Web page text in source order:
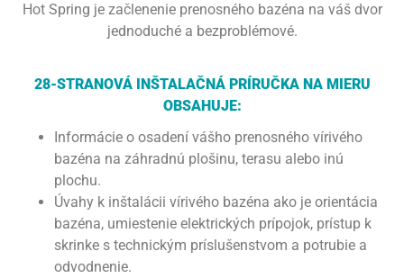
Hot Spring je začlenenie prenosného bazéna na váš dvor
jednoduché a bezproblémové.
28-STRANOVÁ INŠTALAČNÁ PRÍRUČKA NA MIERU
OBSAHUJE:
Informácie o osadení vášho prenosného vírivého
bazéna na záhradnú plošinu, terasu alebo inú
plochu.
Úvahy k inštalácii vírivého bazéna ako je orientácia
bazéna, umiestenie elektrických prípojok, prístup k
skrinke s technickým príslušenstvom a potrubie a
odvodnenie.